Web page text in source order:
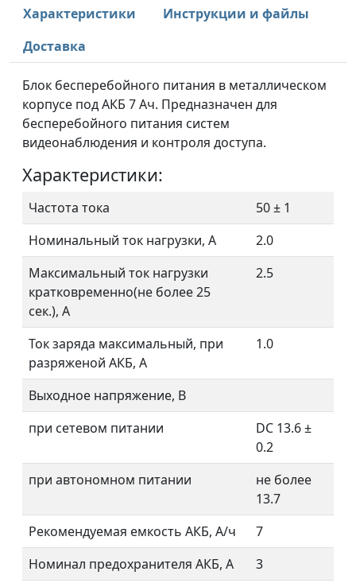
Характеристики
Инструкции и файлы
Доставка
Блок бесперебойного питания в металлическом
корпусе под АКБ 7 Ач. Предназначен для
бесперебойного питания систем
видеонаблюдения и контроля доступа.
Характеристики:
Частота тока
50 ± 1
Номинальный ток нагрузки, А
2.0
Максимальный ток нагрузки
кратковременно(не более 25
сек.), А
2.5
Ток заряда максимальный, при
разряженой АКБ, А
1.0
Выходное напряжение, В
при сетевом питании
DC 13.6 ±
0.2
при автономном питании
не более
13.7
Рекомендуемая емкость АКБ, А/ч
7
Номинал предохранителя АКБ, А
3